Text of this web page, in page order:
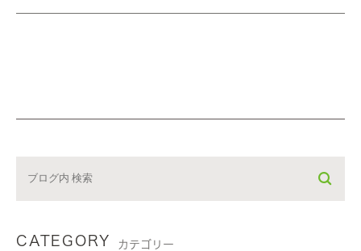
CATEGORY カテゴリー